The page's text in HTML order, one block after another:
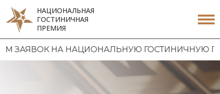
НАЦИОНАЛЬНАЯ
ГОСТИНИЧНАЯ
ПРЕМИЯ
НА НАЦИОНАЛЬНУЮ ГОСТИНИЧНУЮ